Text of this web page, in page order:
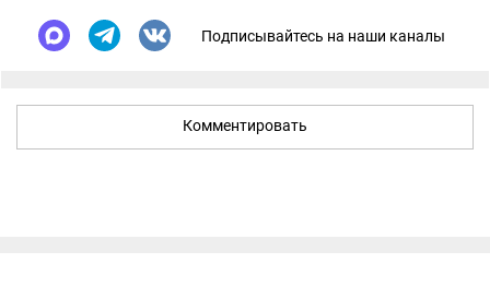
Подписывайтесь на наши каналы
Комментировать